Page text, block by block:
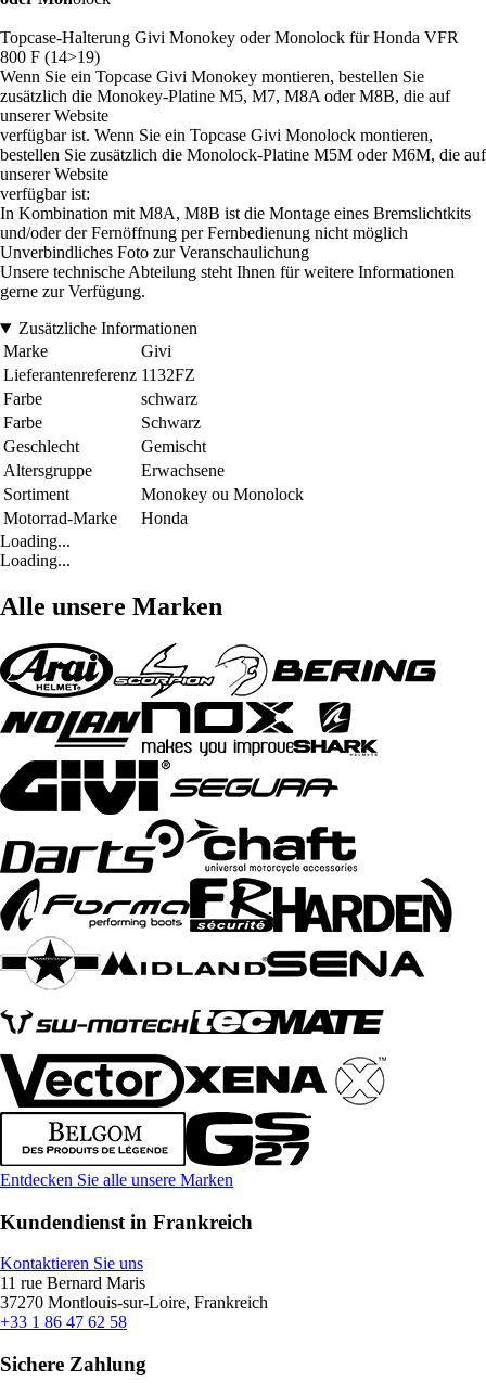
Topcase-Halterung Givi Monokey oder Monolock für Honda VFR
800 F (14>19)
Wenn Sie ein Topcase Givi Monokey montieren, bestellen Sie
zusätzlich die Monokey-Platine M5, M7, M8A oder M8B, die auf
unserer Website
verfügbar ist. Wenn Sie ein Topcase Givi Monolock montieren,
bestellen Sie zusätzlich die Monolock-Platine M5M oder M6M, die auf
unserer Website
verfügbar ist:
In Kombination mit M8A, M8B ist die Montage eines Bremslichtkits
und/oder der Fernöffnung per Fernbedienung nicht möglich
Unverbindliches Foto zur Veranschaulichung
Unsere technische Abteilung steht Ihnen für weitere Informationen
gerne zur Verfügung.
Zusätzliche Informationen
Marke
Givi
Lieferantenreferenz 1132FZ
Farbe
schwarz
Farbe
Schwarz
Geschlecht
Gemischt
Altersgruppe
Erwachsene
Sortiment
Monokey ou Monolock
Motorrad-Marke
Honda
Loading...
Loading...
Alle unsere Marken
Entdecken Sie alle unsere Marken
Kundendienst in Frankreich
Kontaktieren Sie uns
11 rue Bernard Maris
37270 Montlouis-sur-Loire, Frankreich
+33 1 86 47 62 58
Sichere Zahlung